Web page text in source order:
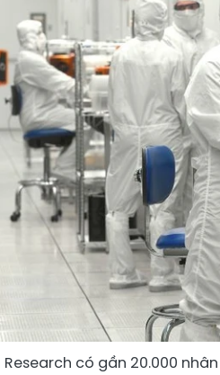
Research có gần 20.000